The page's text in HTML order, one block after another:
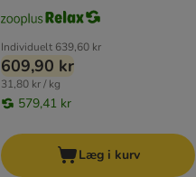
Individuelt 639,60 kr
609,90 kr
31,80 kr / kg
579,41 kr
Læg i kurv